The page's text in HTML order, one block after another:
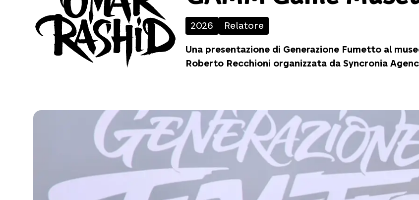
2026 Relatore
Una presentazione di Generazione Fumetto al
Roberto Recchioni organizzata da Syncronia